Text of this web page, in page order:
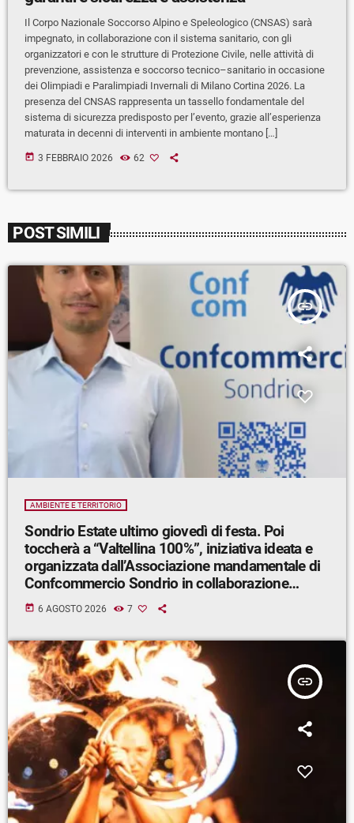
Il Corpo Nazionale Soccorso Alpino e Speleologico (CNSAS) sarà
impegnato, in collaborazione con il sistema sanitario, con gli
organizzatori e con le strutture di Protezione Civile, nelle attività di
prevenzione, assistenza e soccorso tecnico–sanitario in occasione
dei Olimpiadi e Paralimpiadi Invernali di Milano Cortina 2026. La
presenza del CNSAS rappresenta un tassello fondamentale del
sistema di sicurezza predisposto per l’evento, grazie all’esperienza
maturata in decenni di interventi in ambiente montano […]
today 3 FEBBRAIO 2026 62
POST SIMILI
insert_link
AMBIENTE E TERRITORIO
Sondrio Estate ultimo giovedì di festa. Poi
toccherà a “Valtellina 100%”, iniziativa ideata e
organizzata dall’Associazione mandamentale di
Confcommercio Sondrio in collaborazione
con Sondrio Shopping.
today 6 AGOSTO 2026 7
insert_link